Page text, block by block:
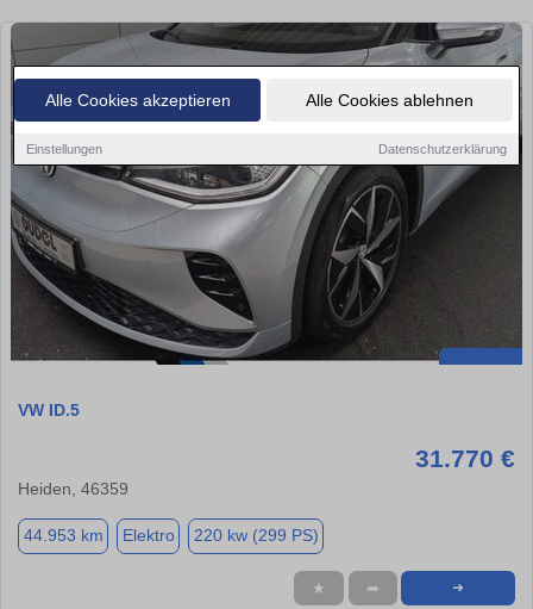
Alle Cookies akzeptieren Alle Cookies ablehnen
Einstellungen Datenschutzerklärung
VW ID.5
31.770 €
Heiden, 46359
44.953 km Elektro 220 kw (299 PS)
★ ➦ ➜